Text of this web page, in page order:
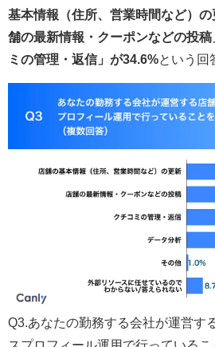
基本情報（住所、営業時間など）
舗の最新情報・クーポンなどの投
ミの管理・返信」が34.6%という回
Q3.あなたの勤務する会社が運営す
スプロフィール運用で行っているこ